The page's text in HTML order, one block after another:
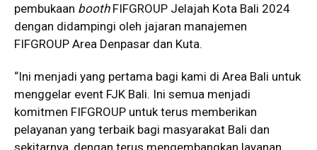
pembukaan booth FIFGROUP Jelajah Kota Bali 2024
dengan didampingi oleh jajaran manajemen
FIFGROUP Area Denpasar dan Kuta.
“Ini menjadi yang pertama bagi kami di Area Bali untuk
menggelar event FJK Bali. Ini semua menjadi
komitmen FIFGROUP untuk terus memberikan
pelayanan yang terbaik bagi masyarakat Bali dan